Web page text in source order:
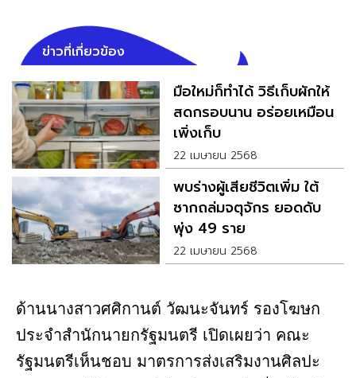
ข่าวที่เกี่ยวข้อง
มือใหม่ก็ทำได้ วิธีเก็บผักให้
สดกรอบนาน อร่อยเหมือน
เพิ่งเก็บ
22 เมษายน 2568
พบร่างผู้เสียชีวิตเพิ่ม ใต้
ซากถล่มจตุจักร ยอดดับ
พุ่ง 49 ราย
22 เมษายน 2568
ด้านนางสาวศศิกานต์ วัฒนะจันทร์ รองโฆษก
ประจำสำนักนายกรัฐมนตรี เปิดเผยว่า คณะ
รัฐมนตรีเห็นชอบ มาตรการส่งเสริมงานศิลปะ